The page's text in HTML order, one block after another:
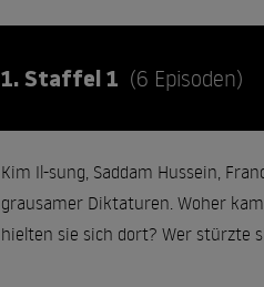
1. Staffel 1 (6 Episoden)
Kim Il-sung, Saddam Hussein,
grausamer Diktaturen. Woher
hielten sie sich dort? Wer stürzte